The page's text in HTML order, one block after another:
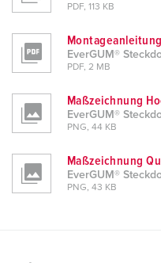
PDF, 113 KB
EverGUM®
PDF, 2 MB
Maßzeichnung
EverGUM®
PNG, 44 KB
Maßzeichnung
EverGUM®
PNG, 43 KB